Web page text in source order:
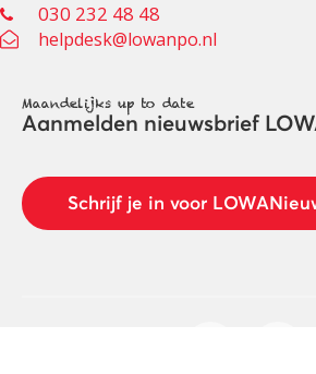
030 232 48 48
helpdesk@lowanpo.nl
Maandelijks up to date
Aanmelden nieuwsbrief
Schrijf je in voor